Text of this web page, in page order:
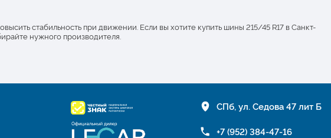
стабильность при движении. Если вы хотите купить шины 215/45 R17 в Санкт-
нужного производителя.
СПб, ул. Седова 47 лит Б
+7 (952) 384-47-16